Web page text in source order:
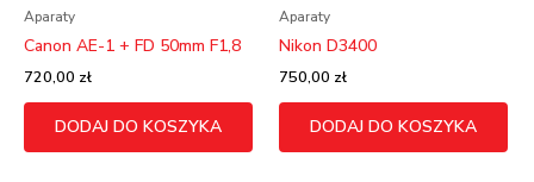
Aparaty
Canon AE-1 + FD 50mm F1,8
720,00 zł
DODAJ DO KOSZYKA
Aparaty
Nikon D3400
750,00 zł
DODAJ DO KOSZYKA